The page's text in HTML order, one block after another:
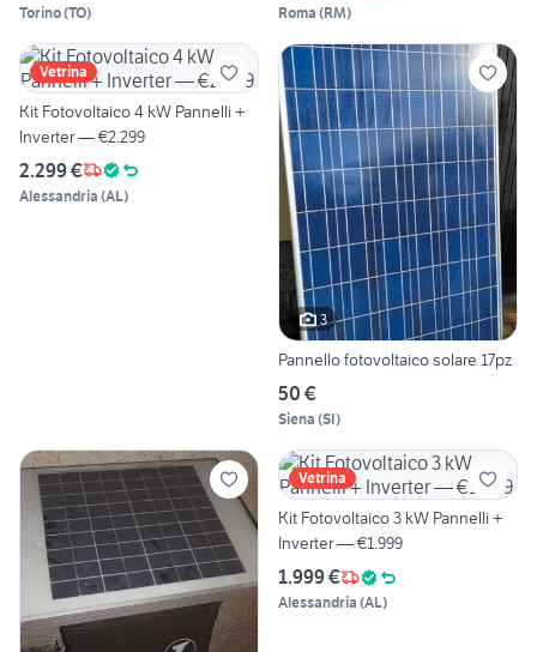
Torino(TO) Roma (RM)
Vetrina
Kit Fotovoltaico 4 kW Pannelli +
Inverter — €2.299
2.299 €
Alessandria (AL)
3
Pannello fotovoltaico solare 17pz
50 €
Siena (SI)
Vetrina
Kit Fotovoltaico 3 kW Pannelli +
Inverter — €1.999
1.999 €
Alessandria (AL)